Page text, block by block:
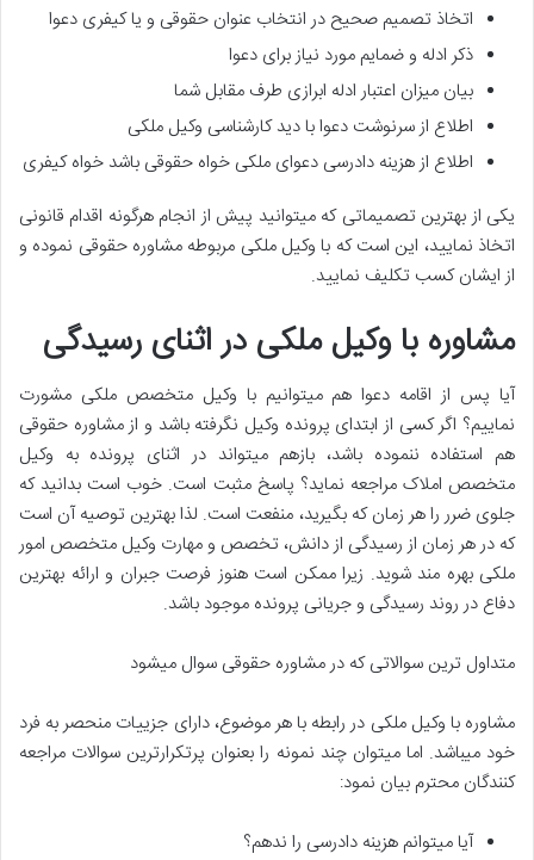
اتخاذ تصمیم صحیح در انتخاب عنوان حقوقی و یا کیفری دعوا
ذکر ادله و ضمایم مورد نیاز برای دعوا
بیان میزان اعتبار ادله ابرازی طرف مقابل شما
اطلاع از سرنوشت دعوا با دید کارشناسی وکیل ملکی
اطلاع از هزینه دادرسی دعوای ملکی خواه حقوقی باشد خواه کیفری
یکی از بهترین تصمیماتی که میتوانید پیش از انجام هرگونه اقدام قانونی
اتخاذ نمایید، این است که با وکیل ملکی مربوطه مشاوره حقوقی نموده و
از ایشان کسب تکلیف نمایید.
مشاوره با وکیل ملکی در اثنای رسیدگی
آیا پس از اقامه دعوا هم میتوانیم با وکیل متخصص ملکی مشورت
نماییم؟ اگر کسی از ابتدای پرونده وکیل نگرفته باشد و از مشاوره حقوقی
هم استفاده ننموده باشد، بازهم میتواند در اثنای پرونده به وکیل
متخصص املاک مراجعه نماید؟ پاسخ مثبت است. خوب است بدانید که
جلوی ضرر را هر زمان که بگیرید، منفعت است. لذا بهترین توصیه آن است
که در هر زمان از رسیدگی از دانش، تخصص و مهارت وکیل متخصص امور
ملکی بهره مند شوید. زیرا ممکن است هنوز فرصت جبران و ارائه بهترین
دفاع در روند رسیدگی و جریانی پرونده موجود باشد.
متداول ترین سوالاتی که در مشاوره حقوقی سوال میشود
مشاوره با وکیل ملکی در رابطه با هر موضوع، دارای جزییات منحصر به فرد
خود میباشد. اما میتوان چند نمونه را بعنوان پرتکرارترین سوالات مراجعه
کنندگان محترم بیان نمود:
آیا میتوانم هزینه دادرسی را ندهم؟